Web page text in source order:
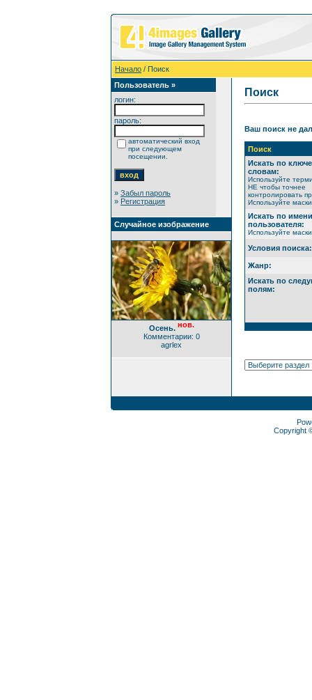
Начало / Поиск
Пользователь »
логин:
пароль:
автоматический вход
при следующем
посещении.
» Забыл пароль
» Регистрация
Случайное изображение
Осень. нов.
Комментарии: 0
agrlex
Поиск
Ваш поиск не дал
Поиск
Искать по
словам:
Используйте
НЕ чтобы точнее
контролировать
Используйте
Искать по имени
пользователя:
Используйте
Условия поиска:
Жанр:
Искать по
полям:
Copyright